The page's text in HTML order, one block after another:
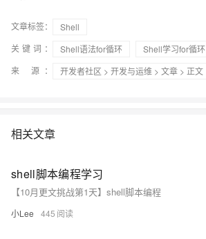
文章标签：
Shell
关键词：
Shell语法for循环
Shell学习for循环
来 源：
开发者社区 > 开发与运维 > 文章 > 正文
相关文章
shell脚本编程学习
【10月更文挑战第1天】shell脚本编程
小Lee 445